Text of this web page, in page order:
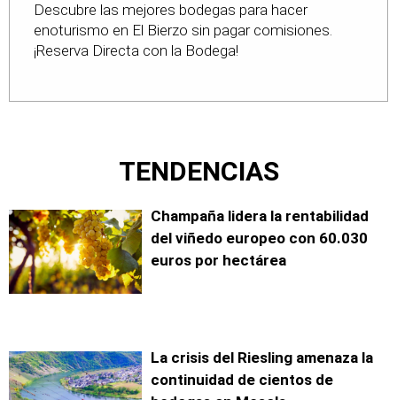
bodegas-en-leon
Descubre las mejores bodegas para hacer
enoturismo en El Bierzo sin pagar comisiones.
¡Reserva Directa con la Bodega!
TENDENCIAS
Champaña lidera la rentabilidad
del viñedo europeo con 60.030
euros por hectárea
La crisis del Riesling amenaza la
continuidad de cientos de